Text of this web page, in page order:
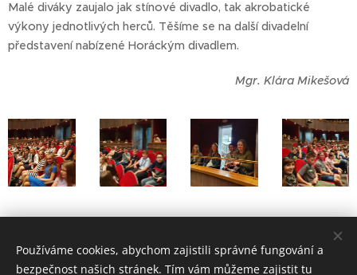
Malé diváky zaujalo jak stínové divadlo, tak akrobatické
výkony jednotlivých herců. Těšíme se na další divadelní
představení nabízené Horáckým divadlem.
Mgr. Klára Mikešová
Kniha džunglí v Horáckém divadle
Používáme cookies, abychom zajistili správné fungování a
bezpečnost našich stránek. Tím vám můžeme zajistit tu